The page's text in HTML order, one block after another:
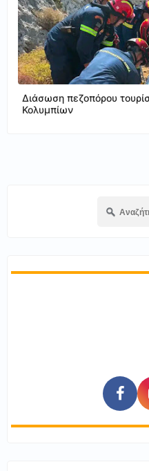
Διάσωση πεζοπόρου
Κολυμπίων